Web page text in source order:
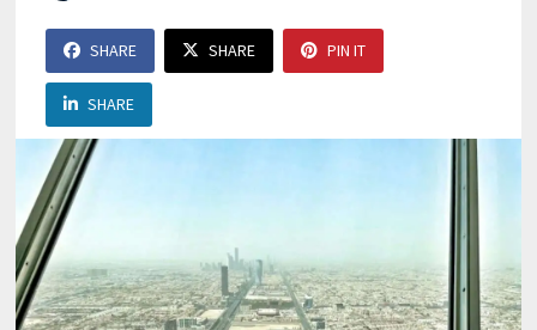
SHARE SHARE PIN IT
SHARE